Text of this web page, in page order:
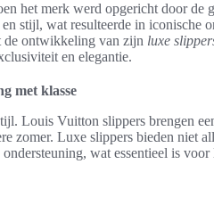
het merk werd opgericht door de
stijl, wat resulteerde in iconische
de ontwikkeling van zijn luxe
en elegantie.
met klasse
Louis Vuitton slippers brengen
zomer. Luxe slippers bieden niet
wat essentieel is voor